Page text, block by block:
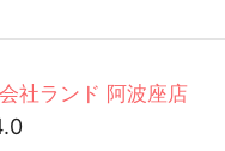
社ランド 阿波座店